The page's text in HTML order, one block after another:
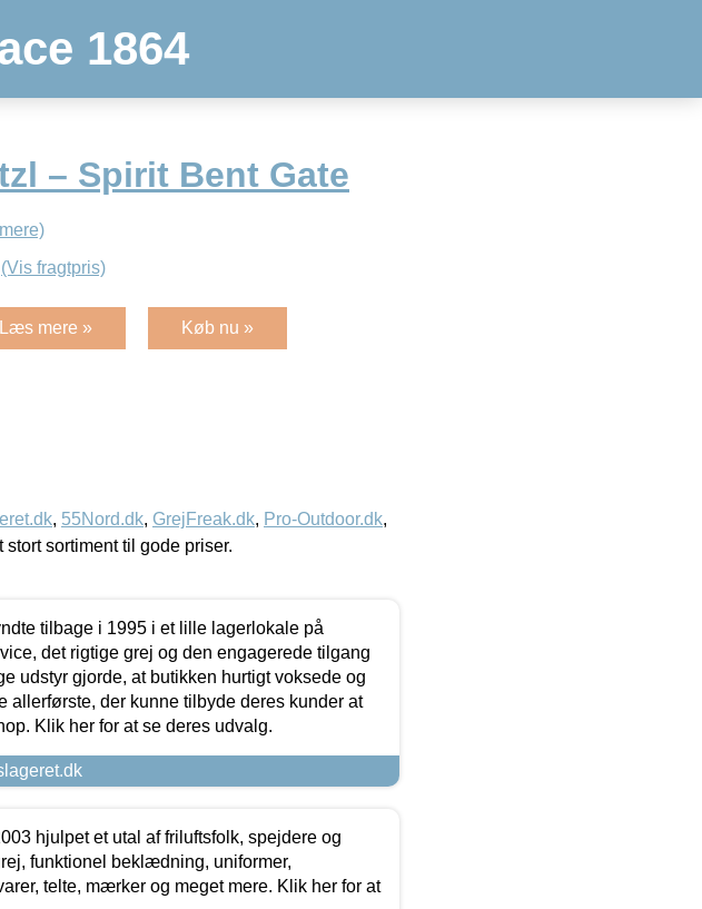
1864
– Spirit Bent Gate
(Vis fragtpris)
Læs mere » Køb nu »
, 55Nord.dk, GrejFreak.dk, Pro-Outdoor.dk,
stort sortiment til gode priser.
tilbage i 1995 i et lille lagerlokale på
det rigtige grej og den engagerede tilgang
udstyr gjorde, at butikken hurtigt voksede og
allerførste, der kunne tilbyde deres kunder at
Klik her for at se deres udvalg.
hjulpet et utal af friluftsfolk, spejdere og
funktionel beklædning, uniformer,
telte, mærker og meget mere. Klik her for at